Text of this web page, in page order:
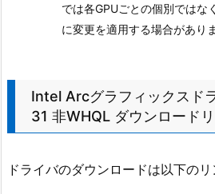
では各GPUごとの個別ではな
に変更を適用する場合があり
Intel Arcグラフィックスド
31 非WHQL ダウンロード
ドライバのダウンロードは以下のリ